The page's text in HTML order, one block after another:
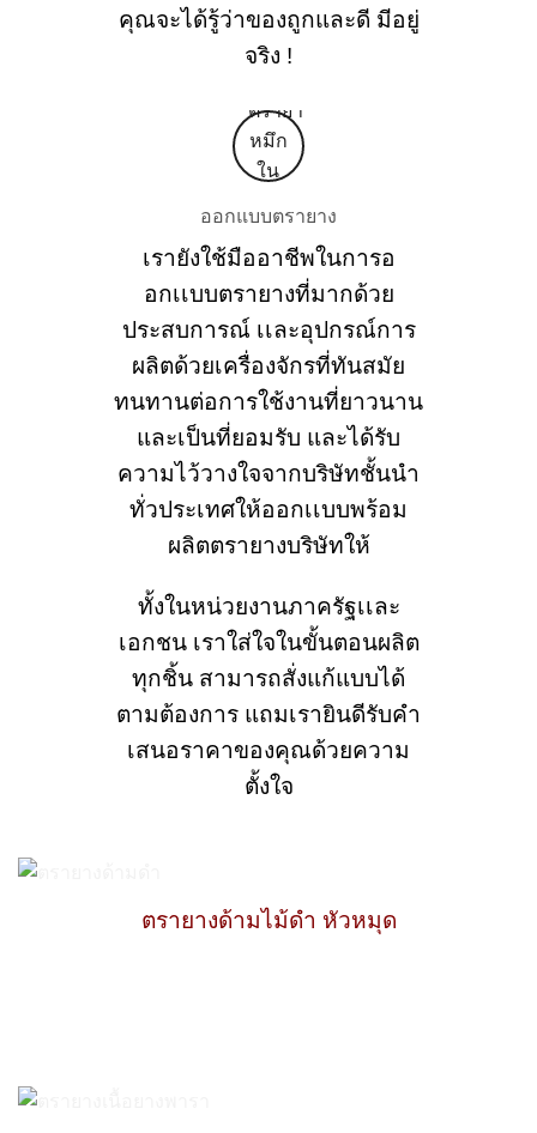
คุณจะได้รู้ว่าของถูกและดี มีอยู่
จริง !
ออกแบบตรายาง
เรายังใช้มืออาชีพในการอ
อกเเบบตรายางที่มากด้วย
ประสบการณ์ เเละอุปกรณ์การ
ผลิตด้วยเครื่องจักรที่ทันสมัย
ทนทานต่อการใช้งานที่ยาวนาน
และเป็นที่ยอมรับ และได้รับ
ความไว้วางใจจากบริษัทชั้นนำ
ทั่วประเทศให้ออกเเบบพร้อม
ผลิตตรายางบริษัทให้
ทั้งในหน่วยงานภาครัฐเเละ
เอกชน เราใส่ใจในขั้นตอนผลิต
ทุกชิ้น สามารถสั่งแก้แบบได้
ตามต้องการ แถมเรายินดีรับคำ
เสนอราคาของคุณด้วยความ
ตั้งใจ
ตรายางด้ามไม้ดำ หัวหมุด